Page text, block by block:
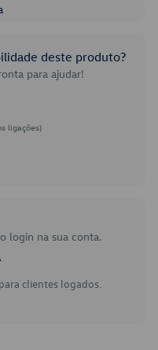
deste produto?
para ajudar!
ligações)
login na sua conta.
clientes logados.